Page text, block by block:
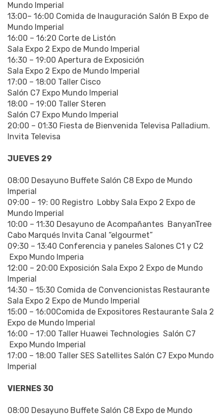
Mundo Imperial
13:00– 16:00 Comida de Inauguración Salón B Expo de
Mundo Imperial
16:00 – 16:20 Corte de Listón
Sala Expo 2 Expo de Mundo Imperial
16:30 – 19:00 Apertura de Exposición
Sala Expo 2 Expo de Mundo Imperial
17:00 – 18:00 Taller Cisco
Salón C7 Expo Mundo Imperial
18:00 – 19:00 Taller Steren
Salón C7 Expo Mundo Imperial
20:00 – 01:30 Fiesta de Bienvenida Televisa Palladium.
Invita Televisa
JUEVES 29
08:00 Desayuno Buffete Salón C8 Expo de Mundo
Imperial
09:00 – 19: 00 Registro Lobby Sala Expo 2 Expo de
Mundo Imperial
10:00 – 11:30 Desayuno de Acompañantes BanyanTree
Cabo Marqués Invita Canal “elgourmet”
09:30 – 13:40 Conferencia y paneles Salones C1 y C2
Expo Mundo Imperia
12:00 – 20:00 Exposición Sala Expo 2 Expo de Mundo
Imperial
14:30 – 15:30 Comida de Convencionistas Restaurante
Sala Expo 2 Expo de Mundo Imperial
15:00 – 16:00Comida de Expositores Restaurante Sala 2
Expo de Mundo Imperial
16:00 – 17:00 Taller Huawei Technologies Salón C7
Expo Mundo Imperial
17:00 – 18:00 Taller SES Satellites Salón C7 Expo Mundo
Imperial
VIERNES 30
08:00 Desayuno Buffete Salón C8 Expo de Mundo